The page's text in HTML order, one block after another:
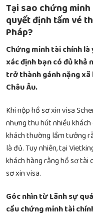
Tại sao chứng
quyết định tấm vé
Pháp?
Chứng minh tài chính
xác định bạn có đủ khả
trở thành gánh nặng
Châu Âu.
Khi nộp hồ sơ xin visa
nhưng thu hút nhiều
khách thường lầm tưởng
là đủ. Tuy nhiên, tại
khách hàng rằng hồ sơ tài
sơ xin visa.
Góc nhìn từ Lãnh sự
cầu chứng minh tài